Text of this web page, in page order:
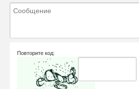
Повторите код: